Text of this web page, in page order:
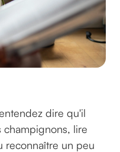
dire qu'il
champignons, lire
reconnaître un peu